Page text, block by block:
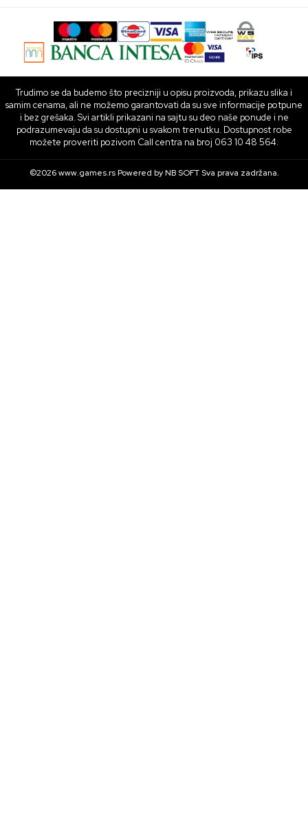
Trudimo se da budemo što precizniji u opisu proizvoda, prikazu slika i
samim cenama, ali ne možemo garantovati da su sve informacije potpune
i bez grešaka. Svi artikli prikazani na sajtu su deo naše ponude i ne
podrazumevaju da su dostupni u svakom trenutku. Dostupnost robe
možete proveriti pozivom Call centra na broj 063 10 48 564.
©2026www.games.rs Powered byNB SOFTSva prava zadržana.